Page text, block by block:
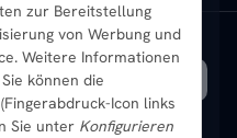
zur Bereitstellung
von Werbung und
Weitere Informationen
Sie können die
Icon links
Sie unter Konfigurieren
VERSAND MIT